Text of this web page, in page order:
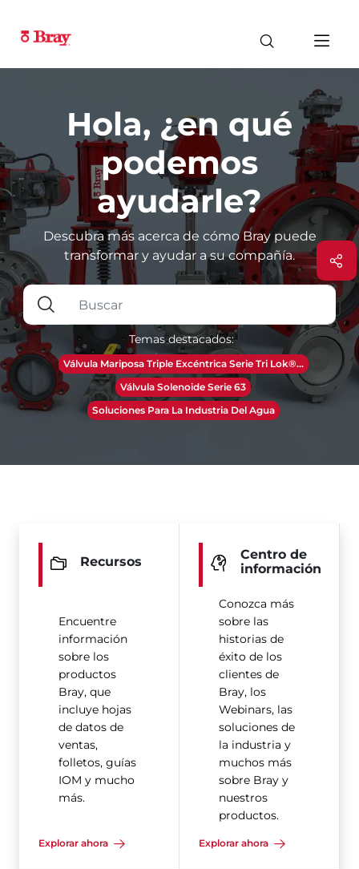
Hola, ¿en qué
podemos
ayudarle?
Descubra más acerca de cómo Bray puede
transformar y ayudar a su compañía.
Temas destacados:
Válvula Mariposa Triple Excéntrica Serie Tri Lok®​​​​​​​...
Válvula Solenoide Serie 63
Soluciones Para La Industria Del Agua
Recursos
Encuentre
información
sobre los
productos
Bray, que
incluye hojas
de datos de
ventas,
folletos, guías
IOM y mucho
más.
Explorar ahora
Centro de
información
Conozca más
sobre las
historias de
éxito de los
clientes de
Bray, los
Webinars, las
soluciones de
la industria y
muchos más
sobre Bray y
nuestros
productos.
Explorar ahora